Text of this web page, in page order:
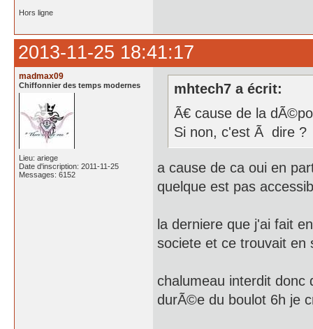
Hors ligne
2013-11-25 18:41:17
madmax09
Chiffonnier des temps modernes
Lieu: ariege
Date d'inscription: 2011-11-25
Messages: 6152
mhtech7 a écrit:
Ã€ cause de la
Si non, c'est Ã dire ?
a cause de ca oui en
quelque est pas
la derniere que j'ai fait
societe et ce trouvait en
chalumeau interdit donc
durÃ©e du boulot 6h je